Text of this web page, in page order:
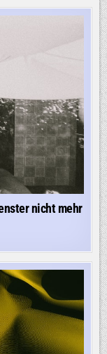
nicht mehr